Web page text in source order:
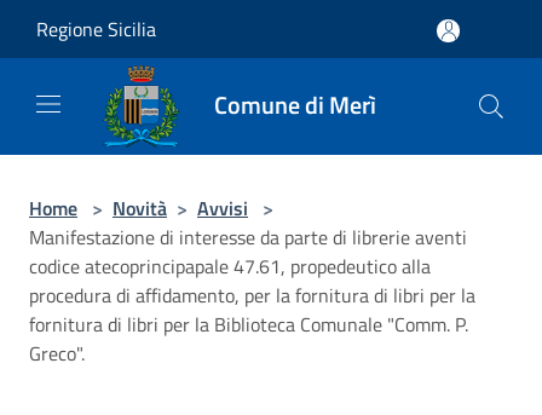
Regione Sicilia
Comune di Merì
Home > Novità > Avvisi >
Manifestazione di interesse da parte di librerie aventi
codice atecoprincipapale 47.61, propedeutico alla
procedura di affidamento, per la fornitura di libri per la
fornitura di libri per la Biblioteca Comunale "Comm. P.
Greco".